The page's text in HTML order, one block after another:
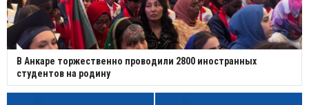
В Анкаре торжественно проводили 2800 иностранных
студентов на родину